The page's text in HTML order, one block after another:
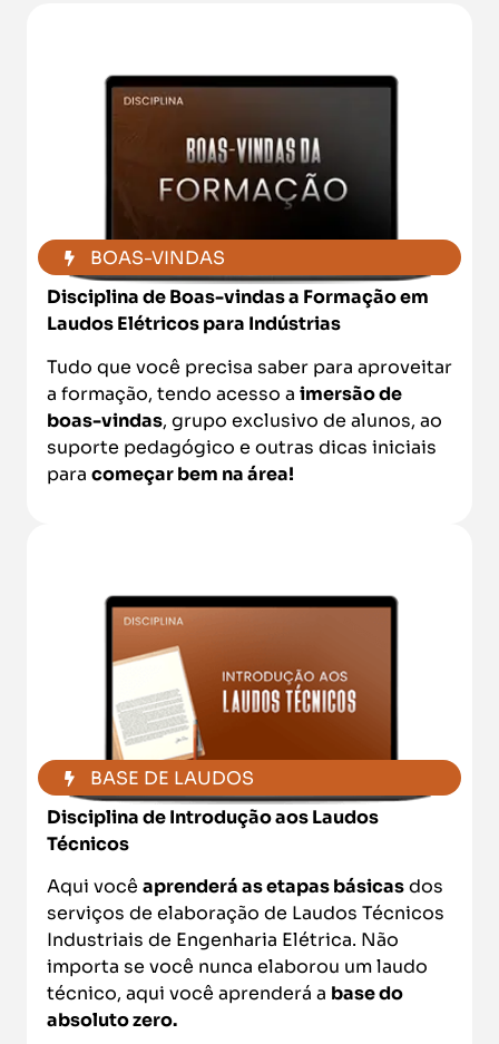
BOAS-VINDAS
Disciplina de Boas-vindas a Formação em
Laudos Elétricos para Indústrias
Tudo que você precisa saber para aproveitar
a formação, tendo acesso a imersão de
boas-vindas, grupo exclusivo de alunos, ao
suporte pedagógico e outras dicas iniciais
para começar bem na área!
BASE DE LAUDOS
Disciplina de Introdução aos Laudos
Técnicos
Aqui você aprenderá as etapas básicasdos
serviços de elaboração de Laudos Técnicos
Industriais de Engenharia Elétrica. Não
importa se você nunca elaborou um laudo
técnico, aqui você aprenderá a base do
absoluto zero.